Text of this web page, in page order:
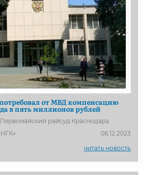
от МВД компенсацию
в пять миллионов рублей
райсуд Краснодара
06.12.2023
читать новость